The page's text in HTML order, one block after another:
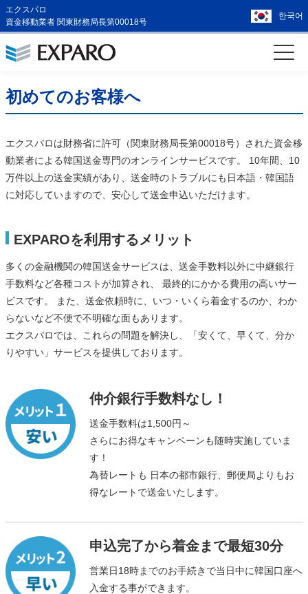
エクスパロ
資金移動業者 関東財務局長第00018号
한국어
初めてのお客様へ
エクスパロは財務省に許可（関東財務局長第00018号）された資金移
動業者による韓国送金専門のオンラインサービスです。 10年間、10
万件以上の送金実績があり、送金時のトラブルにも日本語・韓国語
に対応していますので、安心して送金申込いただけます。
EXPAROを利用するメリット
多くの金融機関の韓国送金サービスは、送金手数料以外に中継銀行
手数料など各種コストが加算され、 最終的にかかる費用の高いサー
ビスです。 また、送金依頼時に、いつ・いくら着金するのか、わか
らないなど不便で不明確な面もあります。
エクスパロでは、これらの問題を解決し、「安くて、早くて、分か
りやすい」サービスを提供しております。
仲介銀行手数料なし！
送金手数料は1,500円～
さらにお得なキャンペーンも随時実施していま
す！
為替レートも 日本の都市銀行、郵便局よりもお
得なレートで送金いたします。
申込完了から着金まで最短30分
営業日18時までのお手続きで当日中に韓国口座へ
入金する事ができます。